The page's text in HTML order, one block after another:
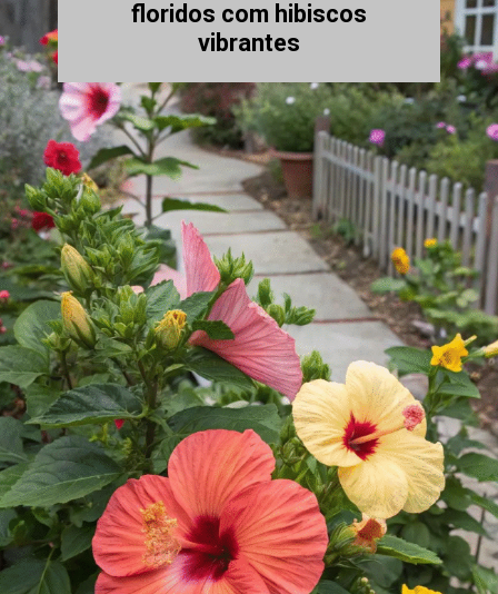
floridos com hibiscos
vibrantes